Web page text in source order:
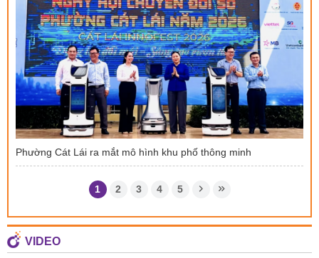
Phường Cát Lái ra mắt mô hình khu phố thông minh
1 2 3 4 5
VIDEO